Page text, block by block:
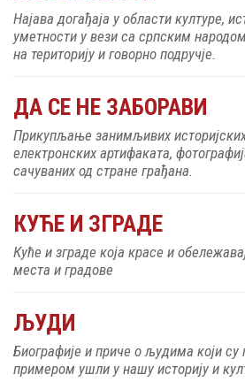
Најава догађаја у области културе,
уметности у вези са српским
на територију и говорно подручје.
ДА СЕ НЕ ЗАБОРАВИ
Прикупљање занимљивих историјских
електронских артифаката,
сачуваних од стране грађана.
КУЋЕ И ЗГРАДЕ
Куће и зграде која красе и
места и градове
ЉУДИ
Биографије и приче о људима који су
примером ушли у нашу историју и